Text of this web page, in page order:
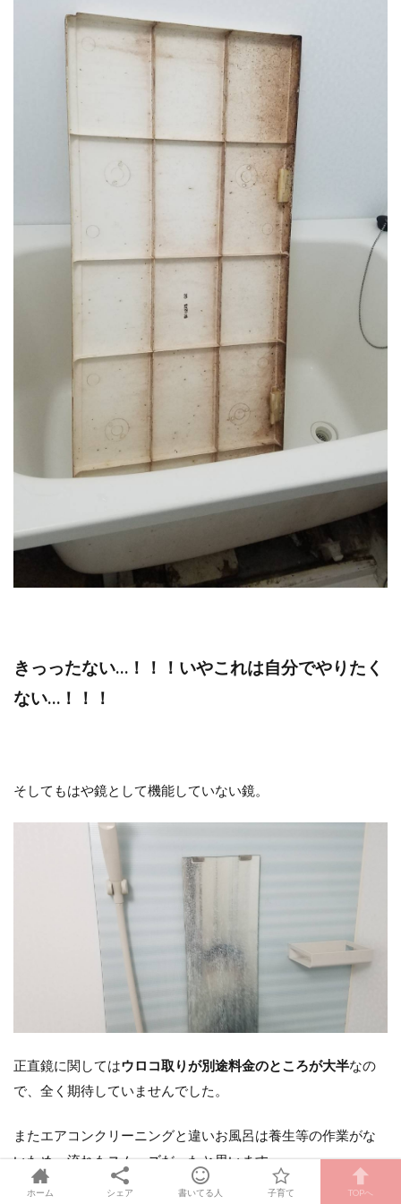
きっったない…！！！いやこれは自分でやりたく
ない…！！！
そしてもはや鏡として機能していない鏡。
正直鏡に関してはウロコ取りが別途料金のところが大半なの
で、全く期待していませんでした。
またエアコンクリーニングと違いお風呂は養生等の作業がな
いため、流れもスムーズだったと思います。
ホーム シェア 書いてる人 子育て TOPへ